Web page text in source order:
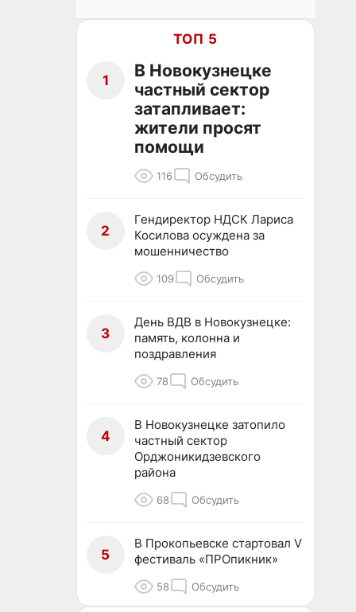
ТОП 5
1
В Новокузнецке
частный сектор
затапливает:
жители просят
помощи
116 Обсудить
2
Гендиректор НДСК Лариса
Косилова осуждена за
мошенничество
109 Обсудить
3
День ВДВ в Новокузнецке:
память, колонна и
поздравления
78 Обсудить
4
В Новокузнецке затопило
частный сектор
Орджоникидзевского
района
68 Обсудить
5
В Прокопьевске стартовал V
фестиваль «ПРОпикник»
58 Обсудить